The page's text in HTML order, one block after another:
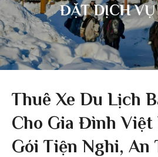
ĐẶT DỊCH VỤ
Thuê Xe Du Lịch
Cho Gia Đình Việt
Gói Tiện Nghi, An